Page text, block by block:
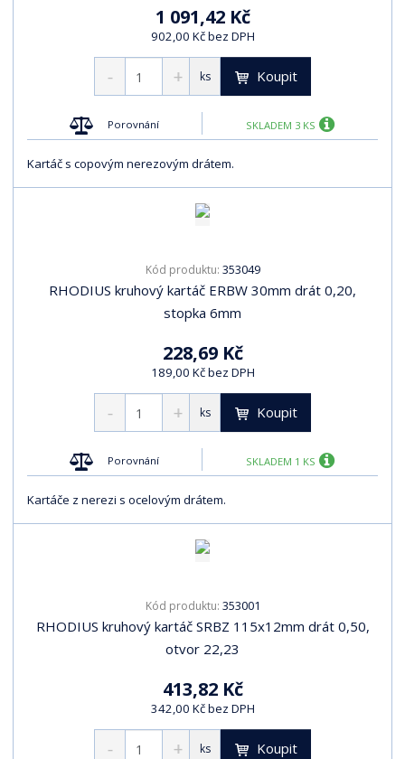
1 091,42 Kč
902,00 Kč bez DPH
ks Koupit
Porovnání SKLADEM 3 KS
Kartáč s copovým nerezovým drátem.
Kód produktu: 353049
RHODIUS kruhový kartáč ERBW 30mm drát 0,20,
stopka 6mm
228,69 Kč
189,00 Kč bez DPH
ks Koupit
Porovnání SKLADEM 1 KS
Kartáče z nerezi s ocelovým drátem.
Kód produktu: 353001
RHODIUS kruhový kartáč SRBZ 115x12mm drát 0,50,
otvor 22,23
413,82 Kč
342,00 Kč bez DPH
ks Koupit